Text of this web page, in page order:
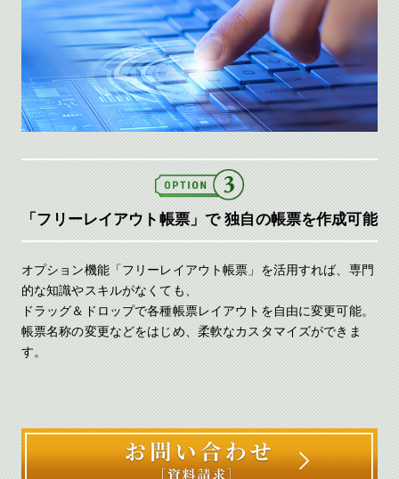
「フリーレイアウト帳票」で独自の帳票を作成可能
オプション機能「フリーレイアウト帳票」を活用すれば、専門
的な知識やスキルがなくても、
ドラッグ＆ドロップで各種帳票レイアウトを自由に変更可能。
帳票名称の変更などをはじめ、柔軟なカスタマイズができま
す。